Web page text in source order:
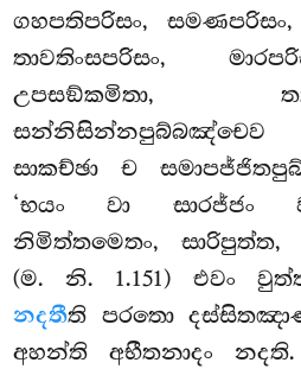
ගහපතිපරිසං, සමණපරිසං,
තාවතිංසපරිසං,
උපසඞ්කමිතා,
සාකච්ඡා ච
‘භයං වා සාරජ්ජං
නිමිත්තමෙතං, සාරිපුත්ත,
(ම. නි. 1.151) එවං
නදතීති පරතො
අහන්ති අභීතනාදං